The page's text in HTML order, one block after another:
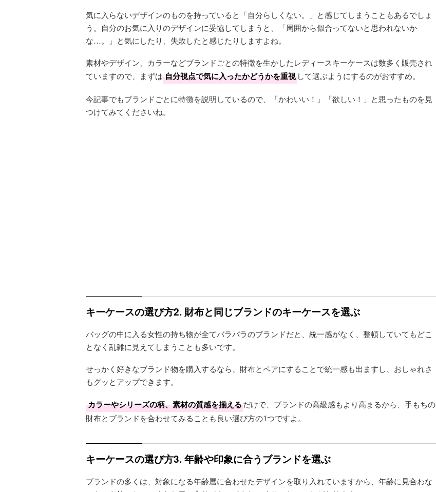
気に入らないデザインのものを持っていると「自分らしくない。」と感じてしまうこともあるでしょ
う。自分のお気に入りのデザインに妥協してしまうと、「周囲から似合ってないと思われないか
な…。」と気にしたり、失敗したと感じたりしますよね。
素材やデザイン、カラーなどブランドごとの特徴を生かしたレディースキーケースは数多く販売され
ていますので、まずは 自分視点で気に入ったかどうかを重視 して選ぶようにするのがおすすめ。
今記事でもブランドごとに特徴を説明しているので、「かわいい！」「欲しい！」と思ったものを見
つけてみてくださいね。
キーケースの選び方2. 財布と同じブランドのキーケースを選ぶ
バッグの中に入る女性の持ち物が全てバラバラのブランドだと、統一感がなく、整頓していてもどこ
となく乱雑に見えてしまうことも多いです。
せっかく好きなブランド物を購入するなら、財布とペアにすることで統一感も出ますし、おしゃれさ
もグッとアップできます。
カラーやシリーズの柄、素材の質感を揃えるだけで、ブランドの高級感もより高まるから、手もちの
財布とブランドを合わせてみることも良い選び方の1つですよ。
キーケースの選び方3. 年齢や印象に合うブランドを選ぶ
ブランドの多くは、対象になる年齢層に合わせたデザインを取り入れていますから、年齢に見合わな